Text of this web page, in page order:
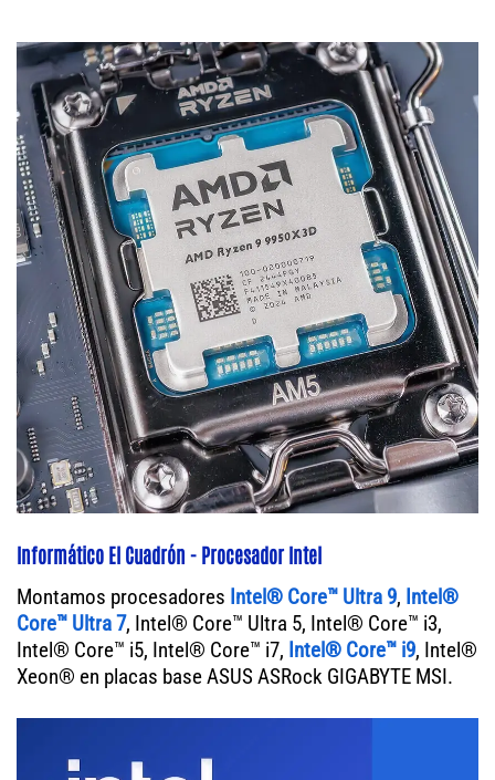
Informático El Cuadrón - Procesador Intel
Montamos procesadores Intel® Core™ Ultra 9, Intel®
Core™ Ultra 7, Intel® Core™ Ultra 5, Intel® Core™ i3,
Intel® Core™ i5, Intel® Core™ i7, Intel® Core™ i9, Intel®
Xeon® en placas base ASUS ASRock GIGABYTE MSI.